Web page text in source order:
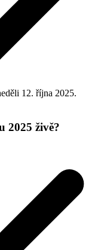
12. října 2025.
2025 živě?